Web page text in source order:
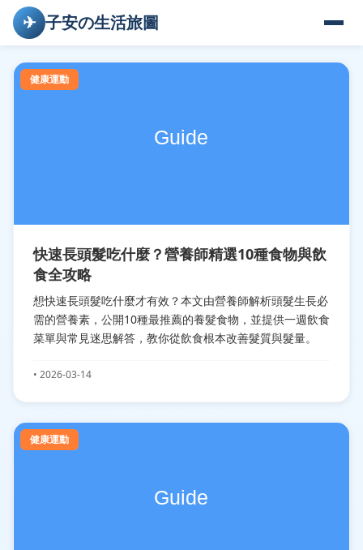
✈ 子安の生活旅圖
健康運動
快速長頭髮吃什麼？營養師精選10種食物與飲
食全攻略
想快速長頭髮吃什麼才有效？本文由營養師解析頭髮生長必
需的營養素，公開10種最推薦的養髮食物，並提供一週飲食
菜單與常見迷思解答，教你從飲食根本改善髮質與髮量。
• 2026-03-14
健康運動